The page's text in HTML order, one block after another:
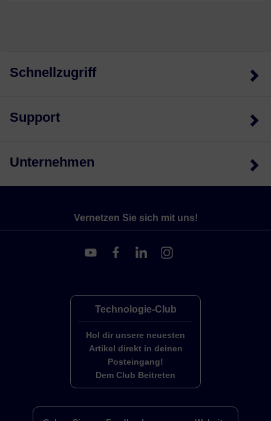
Schnellzugriff
Support
Unternehmen
Vernetzen Sie sich mit uns!
Technologie-Club
Hol dir unsere neuesten
Artikel direkt in deinen
Posteingang!
Dem Club Beitreten